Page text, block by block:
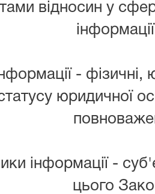
відносин у
-
юридичної
інформації -
цього